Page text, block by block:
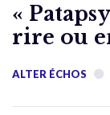
«
rire ou
ALTER ÉCHOS